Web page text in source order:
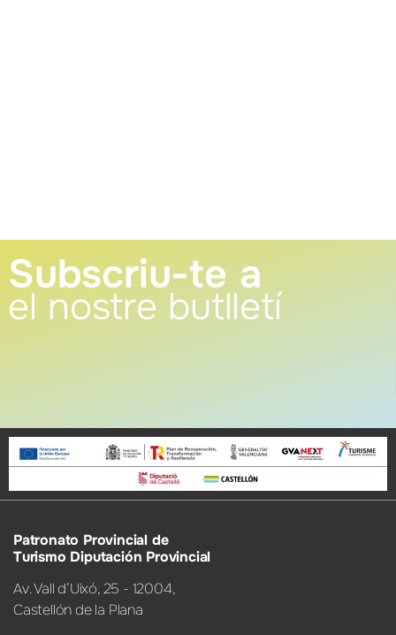
Subscriu-te a
el nostre butlletí
Patronato Provincial de
Turismo Diputación Provincial
Av. Vall d’Uixó, 25 - 12004,
Castellón de la Plana